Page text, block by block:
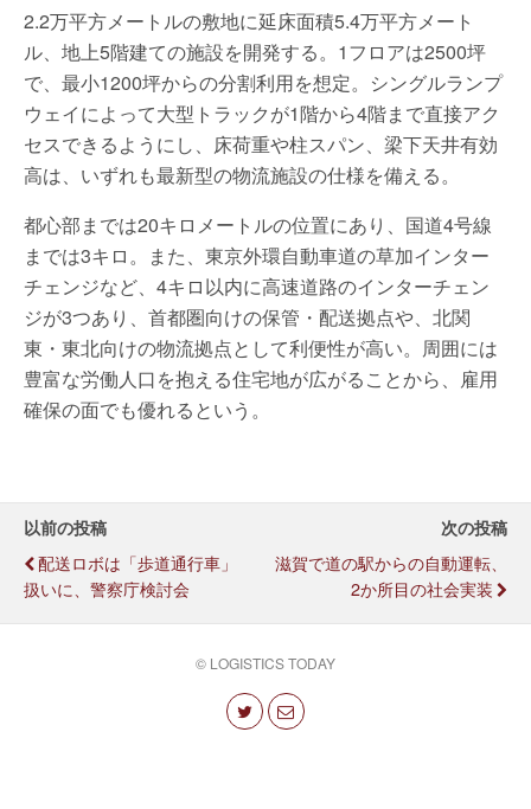
2.2万平方メートルの敷地に延床面積5.4万平方メート
ル、地上5階建ての施設を開発する。1フロアは2500坪
で、最小1200坪からの分割利用を想定。シングルランプ
ウェイによって大型トラックが1階から4階まで直接アク
セスできるようにし、床荷重や柱スパン、梁下天井有効
高は、いずれも最新型の物流施設の仕様を備える。
都心部までは20キロメートルの位置にあり、国道4号線
までは3キロ。また、東京外環自動車道の草加インター
チェンジなど、4キロ以内に高速道路のインターチェン
ジが3つあり、首都圏向けの保管・配送拠点や、北関
東・東北向けの物流拠点として利便性が高い。周囲には
豊富な労働人口を抱える住宅地が広がることから、雇用
確保の面でも優れるという。
以前の投稿
配送ロボは「歩道通行車」
扱いに、警察庁検討会
次の投稿
滋賀で道の駅からの自動運転、
2か所目の社会実装
© LOGISTICS TODAY